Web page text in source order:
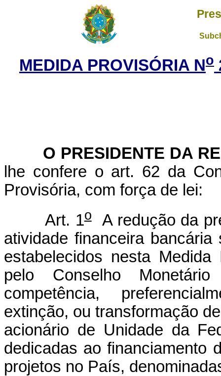
MEDIDA PROVISÓRIA No
O PRESIDENTE DA
lhe confere o art. 62 da
Provisória, com força de lei:
Art. 1oA redução da
atividade financeira
estabelecidos nesta
pelo Conselho
competência,
extinção, ou transformação
acionário de Unidade da
dedicadas ao financiamento
projetos no País,